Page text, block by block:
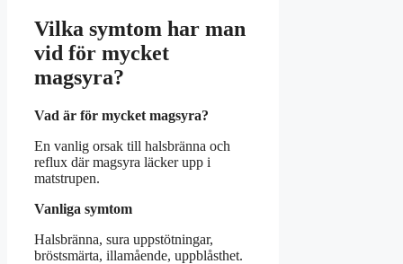
Vilka symtom har man
vid för mycket
magsyra?
Vad är för mycket magsyra?
En vanlig orsak till halsbränna och
reflux där magsyra läcker upp i
matstrupen.
Vanliga symtom
Halsbränna, sura uppstötningar,
bröstsmärta, illamående, uppblåsthet.